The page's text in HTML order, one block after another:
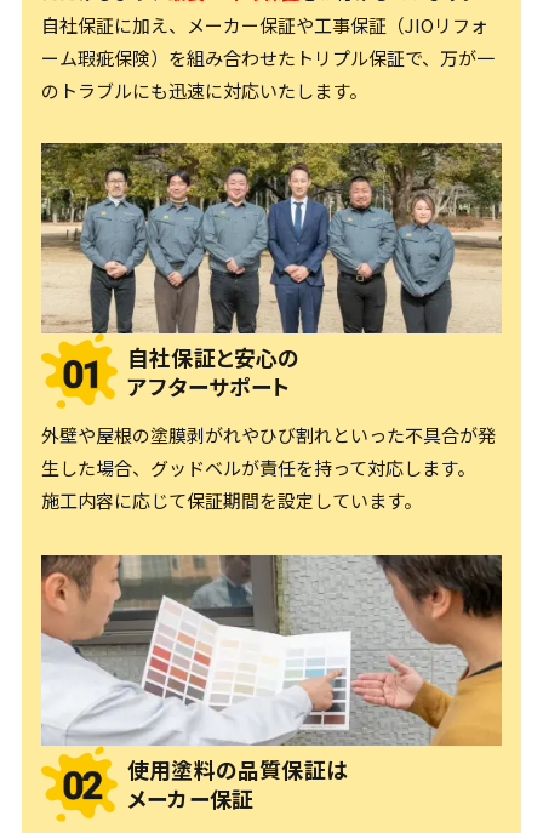
自社保証に加え、メーカー保証や工事保証（JIOリフォ
ーム瑕疵保険）を組み合わせたトリプル保証で、万が一
のトラブルにも迅速に対応いたします。
自社保証と安心の
アフターサポート
外壁や屋根の塗膜剥がれやひび割れといった不具合が発
生した場合、グッドベルが責任を持って対応します。
施工内容に応じて保証期間を設定しています。
使用塗料の品質保証は
メーカー保証